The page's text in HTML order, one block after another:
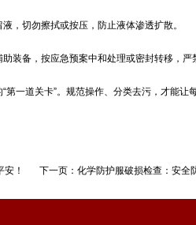
，切勿擦拭或按压，防止液体渗透扩散。
装备，按应急预案中和处理或密封转移，严
一道关卡”。规范操作、分类去污，才能让
！ 下一页： 化学防护服破损检查：安全